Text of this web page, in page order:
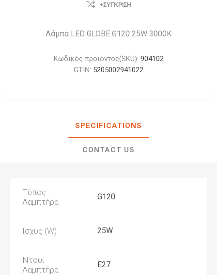
+ΣΎΓΚΡΙΣΗ
Λάμπα LED GLOBE G120 25W 3000K
Κωδικός προϊόντος(SKU): 904102
GTIN: 5205002941022
SPECIFICATIONS
CONTACT US
Τύπος
Λαμπτήρα
G120
Ισχύς (W) 25W
Ντουί
Λαμπτήρα
E27